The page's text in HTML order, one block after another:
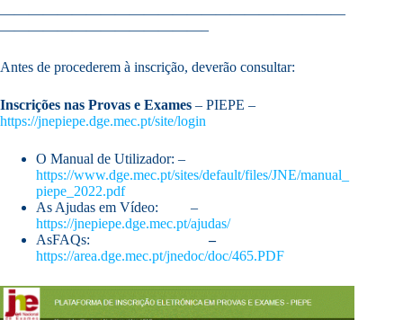
————————————————————————
——————————————–
Antes de procederem à inscrição, deverão consultar:
Inscrições nas Provas e Exames – PIEPE –
https://jnepiepe.dge.mec.pt/site/login
O Manual de Utilizador: –
https://www.dge.mec.pt/sites/default/files/JNE/manual_
piepe_2022.pdf
As Ajudas em Vídeo: –
https://jnepiepe.dge.mec.pt/ajudas/
AsFAQs: –
https://area.dge.mec.pt/jnedoc/doc/465.PDF